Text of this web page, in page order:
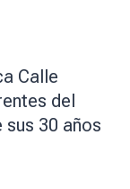
Calle
del
30 años